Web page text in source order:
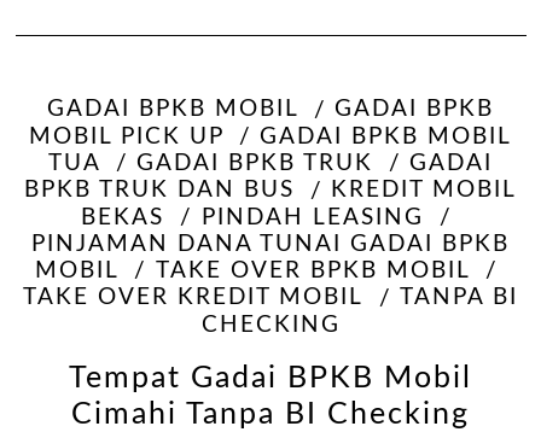
GADAI BPKB MOBIL
GADAI BPKB
MOBIL PICK UP
GADAI BPKB MOBIL
TUA
GADAI BPKB TRUK
GADAI
BPKB TRUK DAN BUS
KREDIT MOBIL
BEKAS
PINDAH LEASING
PINJAMAN DANA TUNAI GADAI BPKB
MOBIL
TAKE OVER BPKB MOBIL
TAKE OVER KREDIT MOBIL
TANPA BI
CHECKING
Tempat Gadai BPKB Mobil
Cimahi Tanpa BI Checking